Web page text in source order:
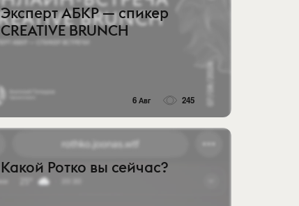
Эксперт АБКР — спикер
CREATIVE BRUNCH
6 Авг 245
Какой Ротко вы сейчас?